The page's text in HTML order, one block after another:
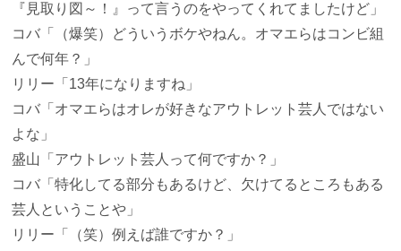
『見取り図～！』って言うのをやってくれてましたけど」
コバ 「（爆笑）どういうボケやねん。オマエらはコンビ組
んで何年？」
リリー 「13年になりますね」
コバ 「オマエらはオレが好きなアウトレット芸人ではない
よな」
盛山 「アウトレット芸人って何ですか？」
コバ 「特化してる部分もあるけど、欠けてるところもある
芸人ということや」
リリー 「（笑）例えば誰ですか？」